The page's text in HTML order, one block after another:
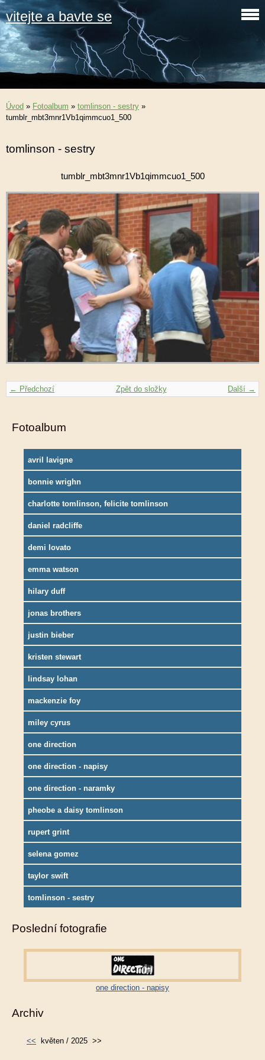
vitejte a bavte se
Úvod » Fotoalbum » tomlinson - sestry »
tumblr_mbt3mnr1Vb1qimmcuo1_500
tomlinson - sestry
tumblr_mbt3mnr1Vb1qimmcuo1_500
← Předchozí Další →
Zpět do složky
Fotoalbum
avril lavigne
bonnie wrighn
charlotte tomlinson, felicite tomlinson
daniel radcliffe
demi lovato
emma watson
hilary duff
jonas brothers
justin bieber
kristen stewart
lindsay lohan
mackenzie foy
miley cyrus
one direction
one direction - napisy
one direction - naramky
pheobe a daisy tomlinson
rupert grint
selena gomez
taylor swift
tomlinson - sestry
Poslední fotografie
one direction - napisy
Archiv
<< květen / 2025 >>